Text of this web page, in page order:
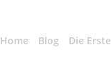
Home Blog Die Erste